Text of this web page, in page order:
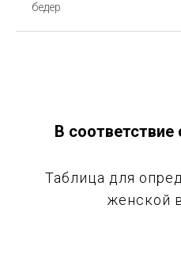
бедер
В
Таблица для
женской